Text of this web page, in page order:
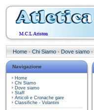
Home · Chi Siamo · Dove siamo ·
Navigazione
Home
Chi Siamo
Dove siamo
Staff
Articoli e Cronache gare
Classifiche - Volantini